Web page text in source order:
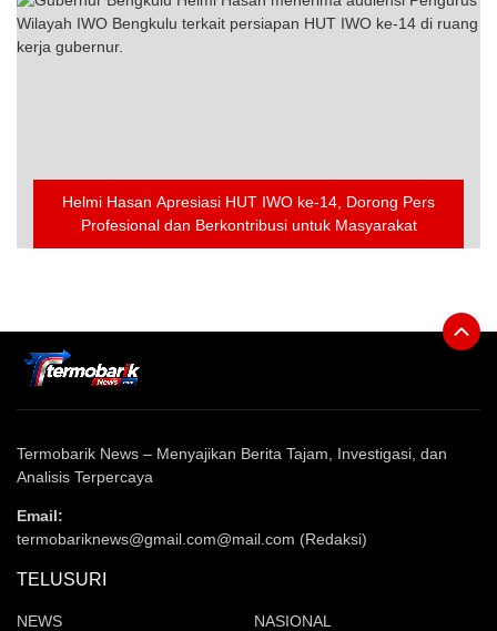
Helmi Hasan Apresiasi HUT IWO ke-14, Dorong Pers
Profesional dan Berkontribusi untuk Masyarakat
Termobarik News – Menyajikan Berita Tajam, Investigasi, dan
Analisis Terpercaya
Email:
termobariknews@gmail.com@mail.com (Redaksi)
TELUSURI
NEWS NASIONAL